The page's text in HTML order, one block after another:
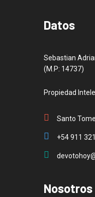
Datos
Sebastian
(M.P: 14737)
Propiedad
Santo
+54 911
Nosotros